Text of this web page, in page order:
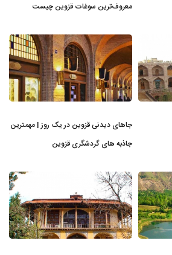
معروف‌ترین سوغات قزوین چیست
جاهای دیدنی قزوین در یک روز | مهمترین
جاذبه های گردشگری قزوین